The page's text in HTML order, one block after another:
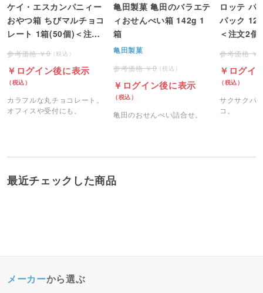
ケイ・エスカンパニィー
おやつ箱 ちびマルチョコ
レート 1箱(50個)＜注文2
0
ログイン後に表示
カラフルな丸チョコレート。
オフィスや受付にも。
亀田製菓 亀田のバラエテ
ィおせんべい箱 142g 1
箱
亀田製菓
0
ログイン後に表示
亀田のおせんべい詰合せ。
ロッテ パ
パック
＜注文2個
ログイ
サクサクパ
コ。
最近チェックした商品
メーカーから選ぶ